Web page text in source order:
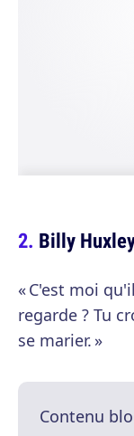
Billy
« C'est moi
regarde ? Tu
se marier. »
Contenu